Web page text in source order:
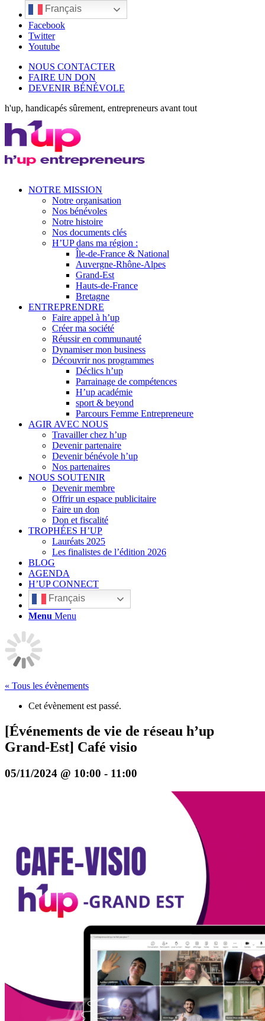
LinkedIn
Facebook
Twitter
Youtube
NOUS CONTACTER
FAIRE UN DON
DEVENIR BÉNÉVOLE
h'up, handicapés sûrement, entrepreneurs avant tout
NOTRE MISSION
Notre organisation
Nos bénévoles
Notre histoire
Nos documents clés
H’UP dans ma région :
Île-de-France & National
Auvergne-Rhône-Alpes
Grand-Est
Hauts-de-France
Bretagne
ENTREPRENDRE
Faire appel à h’up
Créer ma société
Réussir en communauté
Dynamiser mon business
Découvrir nos programmes
Déclics h’up
Parrainage de compétences
H’up académie
sport & beyond
Parcours Femme Entrepreneure
AGIR AVEC NOUS
Travailler chez h’up
Devenir partenaire
Devenir bénévole h’up
Nos partenaires
NOUS SOUTENIR
Devenir membre
Offrir un espace publicitaire
Faire un don
Don et fiscalité
TROPHÉES H’UP
Lauréats 2025
Les finalistes de l’édition 2026
BLOG
AGENDA
H’UP CONNECT
Français
Rechercher
Menu Menu
« Tous les évènements
Cet évènement est passé.
[Événements de vie de réseau h’up
Grand-Est] Café visio
05/11/2024 @ 10:00 - 11:00
Français